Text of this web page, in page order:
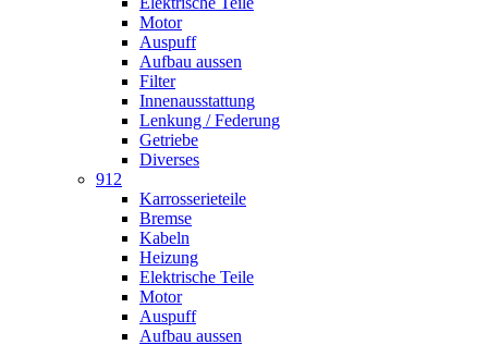
Motor
Auspuff
Aufbau aussen
Filter
Innenausstattung
Lenkung / Federung
Getriebe
Diverses
912
Karrosserieteile
Bremse
Kabeln
Heizung
Elektrische Teile
Motor
Auspuff
Aufbau aussen